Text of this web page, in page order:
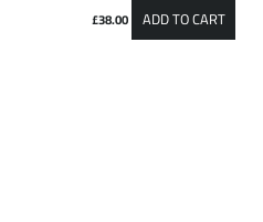
£38.00 ADD TO CART